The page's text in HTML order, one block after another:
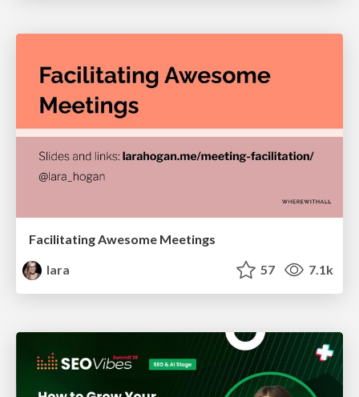
Facilitating Awesome Meetings
lara
57 7.1k